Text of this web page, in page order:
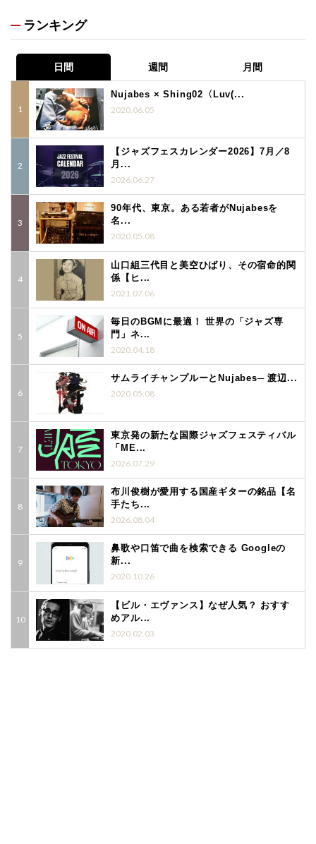
ランキング
日間 週間 月間
Nujabes × Shing02〈Luv(...
2020.06.05
【ジャズフェスカレンダー2026】7月／8
月...
2026.06.27
90年代、東京。ある若者がNujabesを
名...
2020.05.08
山口組三代目と美空ひばり、その宿命的関
係【ヒ...
2021.07.06
毎日のBGMに最適！ 世界の「ジャズ専
門」ネ...
2020.04.18
サムライチャンプルーとNujabes─ 渡辺...
2020.05.08
東京発の新たな国際ジャズフェスティバル
「ME...
2026.07.29
布川俊樹が愛用する国産ギターの銘品【名
手たち...
2026.08.04
鼻歌や口笛で曲を検索できる Googleの
新...
2020.10.26
【ビル・エヴァンス】なぜ人気？ おすす
めアル...
2020.02.03